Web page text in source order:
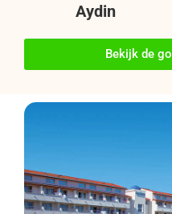
Aydin
Bekijk de